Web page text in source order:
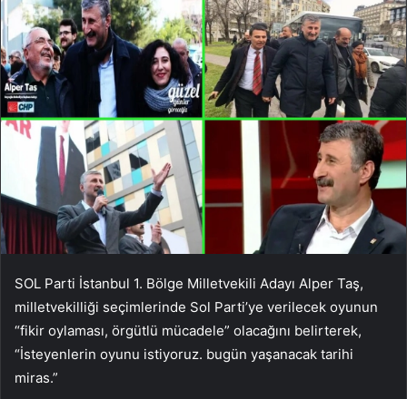
SOL Parti İstanbul 1. Bölge Milletvekili Adayı Alper Taş,
milletvekilliği seçimlerinde Sol Parti’ye verilecek oyunun
“fikir oylaması, örgütlü mücadele” olacağını belirterek,
“İsteyenlerin oyunu istiyoruz. bugün yaşanacak tarihi
miras.”